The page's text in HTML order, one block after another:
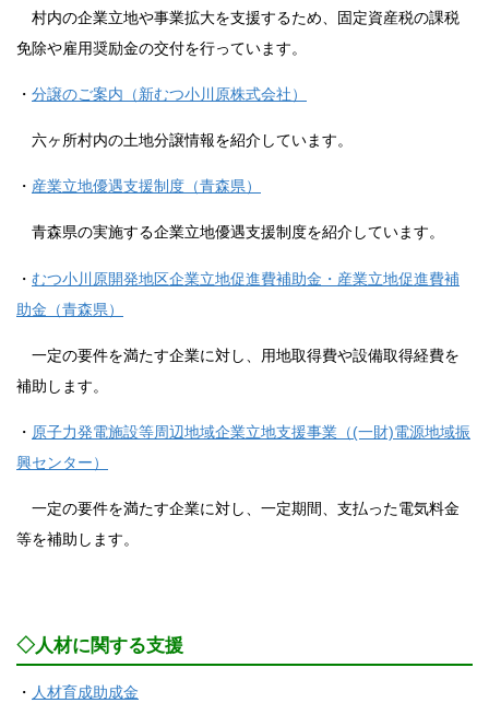
村内の企業立地や事業拡大を支援するため、固定資産税の課税
免除や雇用奨励金の交付を行っています。
・ 分譲のご案内（新むつ小川原株式会社）
六ヶ所村内の土地分譲情報を紹介しています。
・ 産業立地優遇支援制度（青森県）
青森県の実施する企業立地優遇支援制度を紹介しています。
・ むつ小川原開発地区企業立地促進費補助金・産業立地促進費補
助金（青森県）
一定の要件を満たす企業に対し、用地取得費や設備取得経費を
補助します。
・ 原子力発電施設等周辺地域企業立地支援事業（(一財)電源地域振
興センター）
一定の要件を満たす企業に対し、一定期間、支払った電気料金
等を補助します。
◇人材に関する支援
・ 人材育成助成金